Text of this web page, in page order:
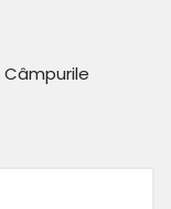
Câmpurile